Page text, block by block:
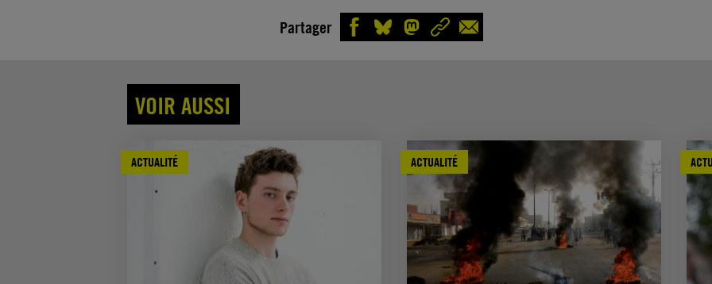
Partager
VOIR AUSSI
ACTUALITÉ ACTUALITÉ